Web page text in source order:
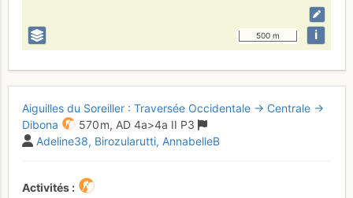
500 m i
Aiguilles du Soreiller : Traversée Occidentale → Centrale →
Dibona
570 m, AD 4a>4a II P3
Adeline38 Birozularutti AnnabelleB
Activités